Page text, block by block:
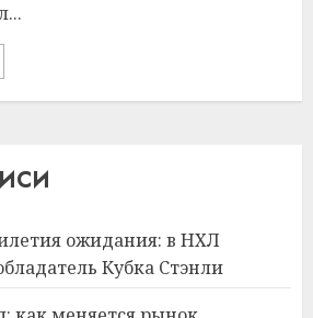
ожидания: в НХЛ
Кубка Стэнли